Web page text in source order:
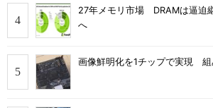
27年メモリ市場 DRAMは逼迫
へ
画像鮮明化を1チップで実現 組